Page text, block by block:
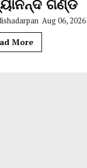
ଗଣ୍ଡ
Aug 06, 2026
More